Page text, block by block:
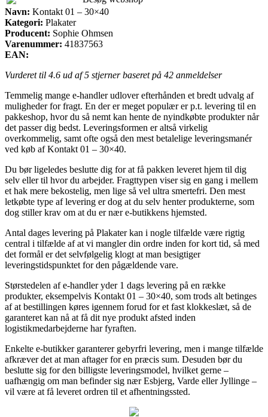
Navn: Kontakt 01 – 30×40
Kategori: Plakater
Producent: Sophie Ohmsen
Varenummer: 41837563
EAN:
Vurderet til 4.6 ud af 5 stjerner baseret på 42 anmeldelser
Temmelig mange e-handler udlover efterhånden et bredt udvalg af
muligheder for fragt. En der er meget populær er p.t. levering til en
pakkeshop, hvor du så nemt kan hente de nyindkøbte produkter når
det passer dig bedst. Leveringsformen er altså virkelig
overkommelig, samt ofte også den mest betalelige leveringsmanér
ved køb af Kontakt 01 – 30×40.
Du bør ligeledes beslutte dig for at få pakken leveret hjem til dig
selv eller til hvor du arbejder. Fragttypen viser sig en gang i mellem
et hak mere bekostelig, men lige så vel ultra smertefri. Den mest
letkøbte type af levering er dog at du selv henter produkterne, som
dog stiller krav om at du er nær e-butikkens hjemsted.
Antal dages levering på Plakater kan i nogle tilfælde være rigtig
central i tilfælde af at vi mangler din ordre inden for kort tid, så med
det formål er det selvfølgelig klogt at man besigtiger
leveringstidspunktet for den pågældende vare.
Størstedelen af e-handler yder 1 dags levering på en række
produkter, eksempelvis Kontakt 01 – 30×40, som trods alt betinges
af at bestillingen køres igennem forud for et fast klokkeslæt, så de
garanteret kan nå at få dit nye produkt afsted inden
logistikmedarbejderne har fyraften.
Enkelte e-butikker garanterer gebyrfri levering, men i mange tilfælde
afkræver det at man aftager for en præcis sum. Desuden bør du
beslutte sig for den billigste leveringsmodel, hvilket gerne –
uafhængig om man befinder sig nær Esbjerg, Varde eller Jyllinge –
vil være at få leveret ordren til et afhentningssted.